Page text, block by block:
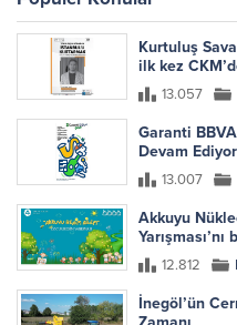
Kurtuluş
ilk kez
13.057
Garanti
Devam Ediyor
13.007
Akkuyu
Yarışması’nı
12.812
İnegöl’ün